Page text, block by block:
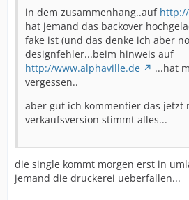
in dem zusammenhang..auf
hat jemand das backover
fake ist (und das denke ich aber
designfehler...beim hinweis auf
http://www.alphaville.de
...hat
vergessen..
aber gut ich kommentier das jetzt
verkaufsversion stimmt alles...
die single kommt morgen erst in
jemand die druckerei ueberfallen...